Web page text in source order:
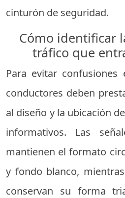
cinturón de seguridad.
Cómo identificar
tráfico que
Para evitar
conductores deben
al diseño y la ubicación
informativos. Las
mantienen el formato
y fondo blanco,
conservan su forma